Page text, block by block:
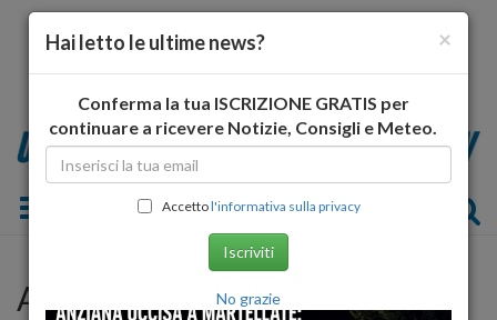
Toggle navigation
Archivio Storico
×
Hai letto le ultime news?
Conferma la tua ISCRIZIONE GRATIS per
continuare a ricevere Notizie, Consigli e Meteo.
Accettol'informativa sulla privacy
Iscriviti
No grazie